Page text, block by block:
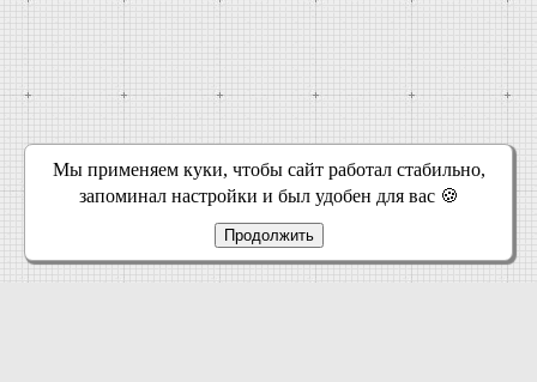
Мы применяем куки, чтобы сайт работал стабильно,
запоминал настройки и был удобен для вас 🍪
Продолжить